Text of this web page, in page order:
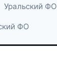
Уральский ФО
ФО